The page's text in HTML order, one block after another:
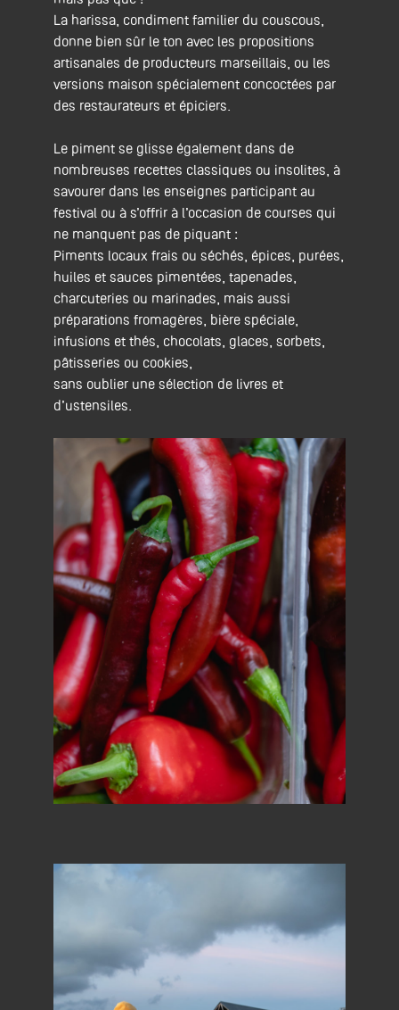
La harissa, condiment familier du couscous,
donne bien sûr le ton avec les propositions
artisanales de producteurs marseillais, ou les
versions maison spécialement concoctées par
des restaurateurs et épiciers.
Le piment se glisse également dans de
nombreuses recettes classiques ou insolites, à
savourer dans les enseignes participant au
festival ou à s’offrir à l’occasion de courses qui
ne manquent pas de piquant :
Piments locaux frais ou séchés, épices, purées,
huiles et sauces pimentées, tapenades,
charcuteries ou marinades, mais aussi
préparations fromagères, bière spéciale,
infusions et thés, chocolats, glaces, sorbets,
pâtisseries ou cookies,
sans oublier une sélection de livres et
d’ustensiles.